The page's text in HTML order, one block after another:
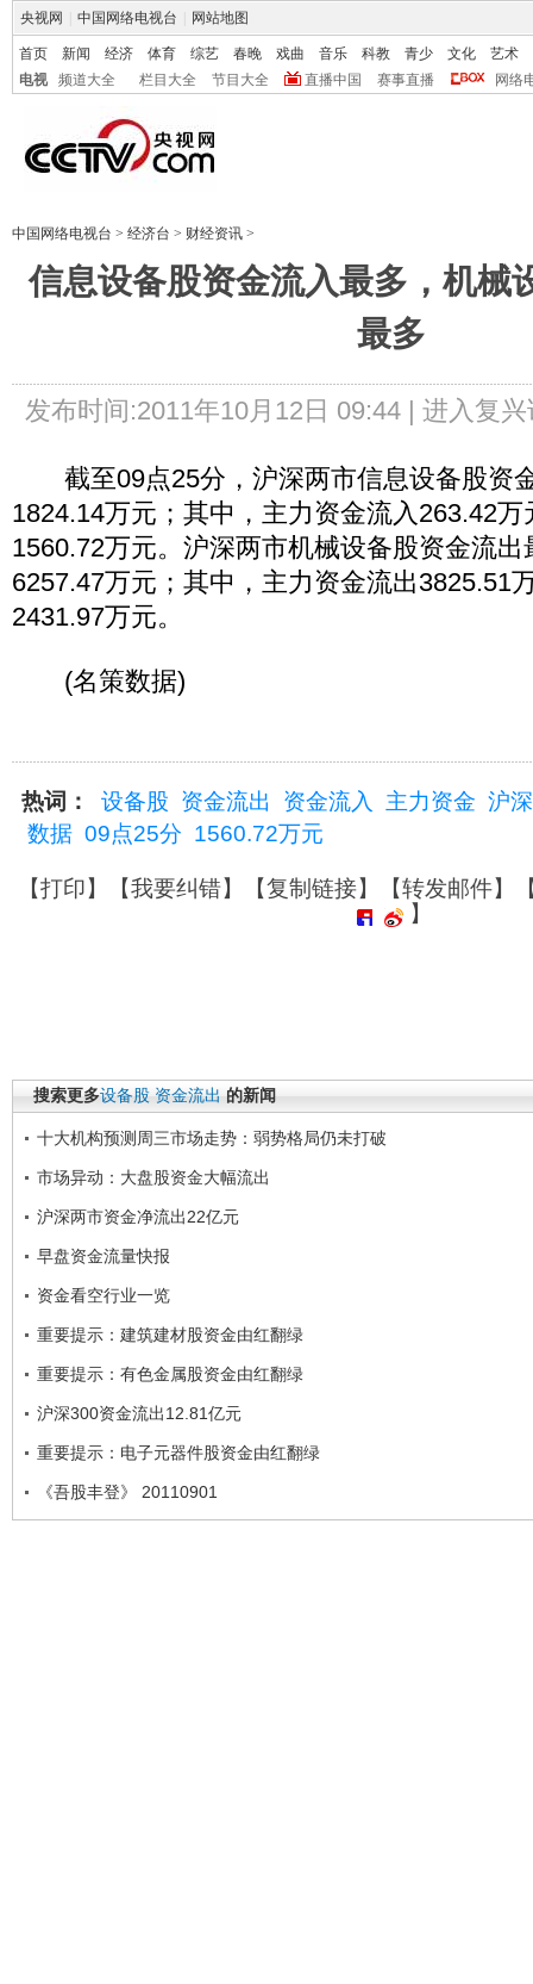
央视网 中国网络电视台 网站地图
首页 新闻 经济 体育 综艺 春晚 戏曲 音乐 科教 青少 文化
艺术
电视
频道大全 栏目大全 节目大全 直播中国 赛事直播 网络
中国网络电视台 > 经济台 > 财经资讯 >
信息设备股资金流入最多，机械
最多
发布时间:2011年10月12日 09:44 | 进入复兴
截至09点25分，沪深两市信息设备股资
1824.14万元；其中，主力资金流入263.42
1560.72万元。沪深两市机械设备股资金流出
6257.47万元；其中，主力资金流出3825.51
2431.97万元。
(名策数据)
热词： 设备股 资金流出 资金流入 主力资金 沪深
数据 09点25分 1560.72万元
【打印】【我要纠错】【复制链接】【转发邮件】
】
搜索更多设备股 资金流出 的新闻
十大机构预测周三市场走势：弱势格局仍未打破
市场异动：大盘股资金大幅流出
沪深两市资金净流出22亿元
早盘资金流量快报
资金看空行业一览
重要提示：建筑建材股资金由红翻绿
重要提示：有色金属股资金由红翻绿
沪深300资金流出12.81亿元
重要提示：电子元器件股资金由红翻绿
《吾股丰登》 20110901